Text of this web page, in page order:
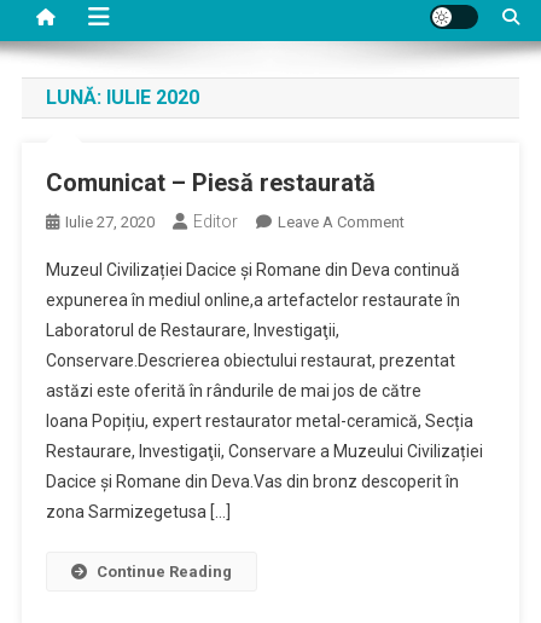
LUNĂ: IULIE 2020
Comunicat – Piesă restaurată
Iulie 27, 2020 Editor Leave A CommentOn
–
Piesă
Muzeul Civilizației Dacice și Romane din Deva continuă
expunerea în mediul online,a artefactelor restaurate în
Laboratorul de Restaurare, Investigaţii,
Conservare.Descrierea obiectului restaurat, prezentat
astăzi este oferită în rândurile de mai jos de către
Ioana Popițiu, expert restaurator metal-ceramică, Secția
Restaurare, Investigaţii, Conservare a Muzeului Civilizației
Dacice și Romane din Deva.Vas din bronz descoperit în
zona Sarmizegetusa […]
Continue Reading